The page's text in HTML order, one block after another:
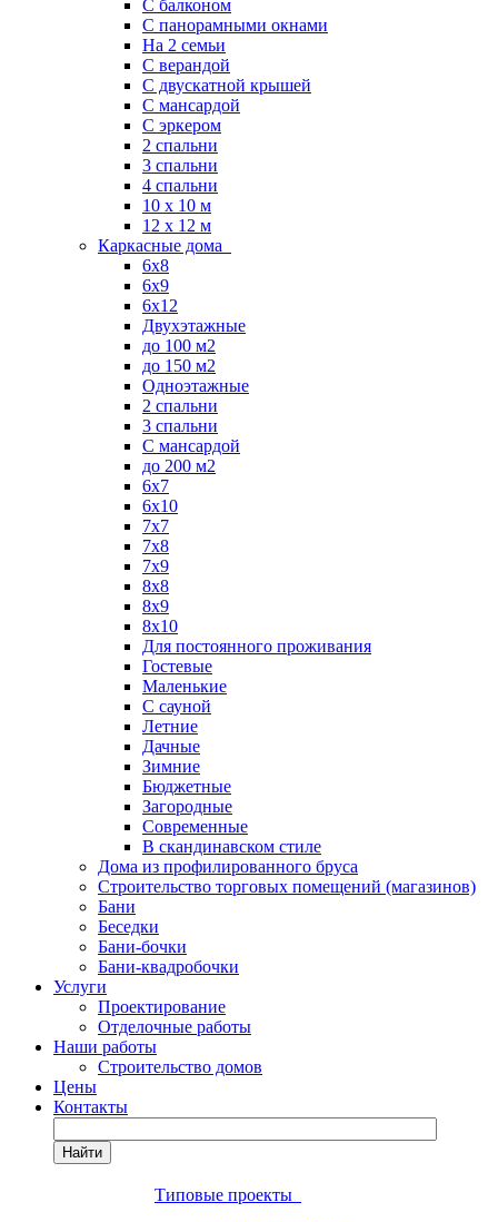
С балконом
С панорамными окнами
На 2 семьи
С верандой
С двускатной крышей
С мансардой
С эркером
2 спальни
3 спальни
4 спальни
10 x 10 м
12 x 12 м
Каркасные дома
6х8
6х9
6х12
Двухэтажные
до 100 м2
до 150 м2
Одноэтажные
2 спальни
3 спальни
С мансардой
до 200 м2
6х7
6х10
7х7
7х8
7х9
8х8
8х9
8х10
Для постоянного проживания
Гостевые
Маленькие
С сауной
Летние
Дачные
Зимние
Бюджетные
Загородные
Современные
В скандинавском стиле
Дома из профилированного бруса
Строительство торговых помещений (магазинов)
Бани
Беседки
Бани-бочки
Бани-квадробочки
Услуги
Проектирование
Отделочные работы
Наши работы
Строительство домов
Цены
Контакты
Найти
Типовые проекты